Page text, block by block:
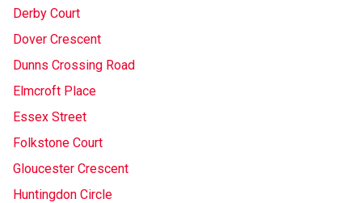
Derby Court
Dover Crescent
Dunns Crossing Road
Elmcroft Place
Essex Street
Folkstone Court
Gloucester Crescent
Huntingdon Circle